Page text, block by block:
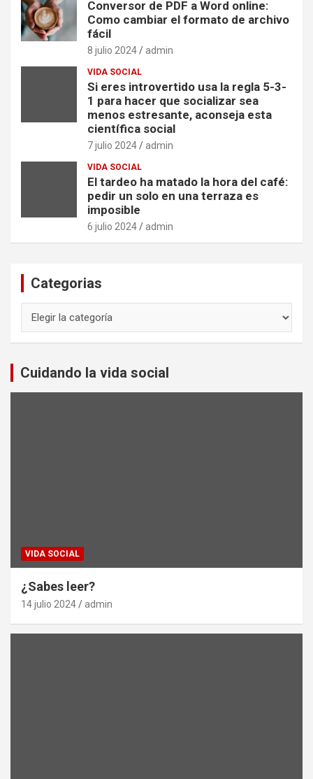
Conversor de PDF a Word online:
Como cambiar el formato de archivo
fácil
8 julio 2024 admin
VIDA SOCIAL
Si eres introvertido usa la regla 5-3-
1 para hacer que socializar sea
menos estresante, aconseja esta
científica social
7 julio 2024 admin
VIDA SOCIAL
El tardeo ha matado la hora del café:
pedir un solo en una terraza es
imposible
6 julio 2024 admin
Categorias
Cuidando la vida social
VIDA SOCIAL
¿Sabes leer?
14 julio 2024 admin